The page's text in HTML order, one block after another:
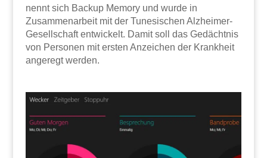
nennt sich Backup Memory und wurde in
Zusammenarbeit mit der Tunesischen Alzheimer-
Gesellschaft entwickelt. Damit soll das Gedächtnis
von Personen mit ersten Anzeichen der Krankheit
angeregt werden.